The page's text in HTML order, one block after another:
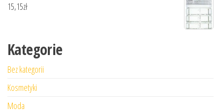
15,15zł
Kategorie
Bez kategorii
Kosmetyki
Moda